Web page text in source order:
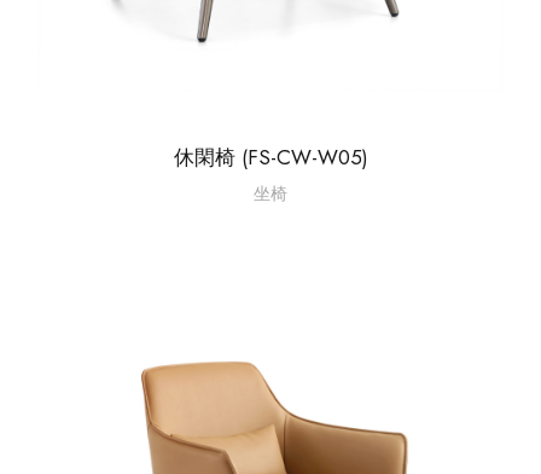
休閑椅 (FS-CW-W05)
坐椅